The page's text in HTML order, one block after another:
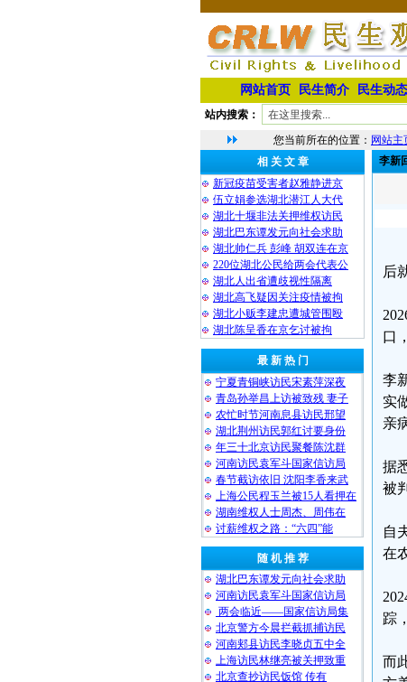
网站首页 民生简介 民生动态
站内搜索：
您当前所在的位置： 网站主
相 关 文 章
新冠疫苗受害者赵雅静进京
伍立娟参选湖北潜江人大代
湖北十堰非法关押维权访民
湖北巴东谭发元向社会求助
湖北帅仁兵 彭峰 胡双连在京
220位湖北公民给两会代表公
湖北人出省遭歧视性隔离
湖北高飞疑因关注疫情被拘
湖北小贩李建忠遭城管围殴
湖北陈呈香在京乞讨被拘
最 新 热 门
宁夏青铜峡访民宋素萍深夜
青岛孙举昌上访被致残 妻子
农忙时节河南息县访民邢望
湖北荆州访民郭红讨要身份
年三十北京访民聚餐陈沈群
河南访民袁军斗国家信访局
春节截访依旧 沈阳李香来武
上海公民程玉兰被15人看押在
湖南维权人士周杰、周伟在
讨薪维权之路：“六四”能
随 机 推 荐
湖北巴东谭发元向社会求助
河南访民袁军斗国家信访局
两会临近——国家信访局集
北京警方今晨拦截抓捕访民
河南郏县访民李晓贞五中全
上海访民林继亮被关押致重
北京查抄访民饭馆 传有
李新
后
口
李
实
亲
据
被
自
在
踪
而